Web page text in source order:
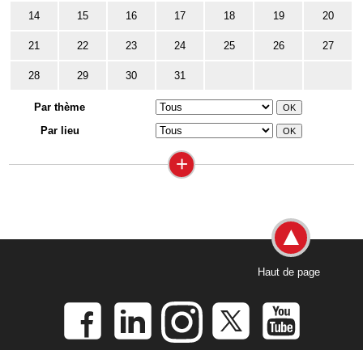
14 15 16 17 18 19 20
21 22 23 24 25 26 27
28 29 30 31
Par thème
Par lieu
+
Haut de page